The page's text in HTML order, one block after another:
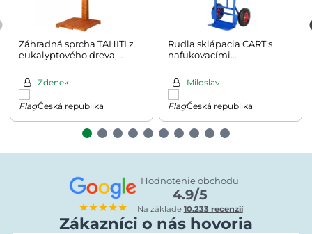
Záhradná sprcha TAHITI z
eukalyptového dreva,
Zdenek
Česká republika
Rudla sklápacia CART s
nafukovacími
200kg, modrá
Miloslav
Česká republika
★★★★★
Hodnotenie obchodu
4.9/5
Na základe 10.233 recenzií
Zákazníci o nás hovoria